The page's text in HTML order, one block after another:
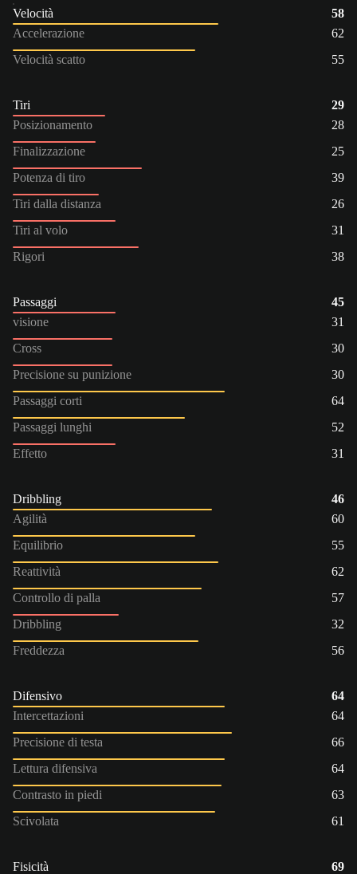
Velocità
58
Accelerazione
62
Velocità scatto
55
Tiri
29
Posizionamento
28
Finalizzazione
25
Potenza di tiro
39
Tiri dalla distanza
26
Tiri al volo
31
Rigori
38
Passaggi
45
visione
31
Cross
30
Precisione su punizione
30
Passaggi corti
64
Passaggi lunghi
52
Effetto
31
Dribbling
46
Agilità
60
Equilibrio
55
Reattività
62
Controllo di palla
57
Dribbling
32
Freddezza
56
Difensivo
64
Intercettazioni
64
Precisione di testa
66
Lettura difensiva
64
Contrasto in piedi
63
Scivolata
61
Fisicità
69